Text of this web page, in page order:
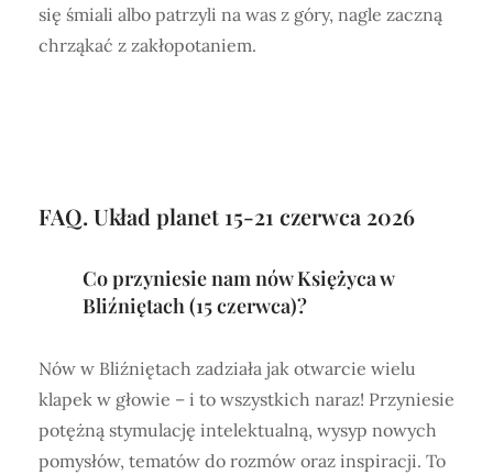
się śmiali albo patrzyli na was z góry, nagle zaczną
chrząkać z zakłopotaniem.
FAQ. Układ planet 15-21 czerwca 2026
Co przyniesie nam nów Księżyca w
Bliźniętach (15 czerwca)?
Nów w Bliźniętach zadziała jak otwarcie wielu
klapek w głowie – i to wszystkich naraz! Przyniesie
potężną stymulację intelektualną, wysyp nowych
pomysłów, tematów do rozmów oraz inspiracji. To